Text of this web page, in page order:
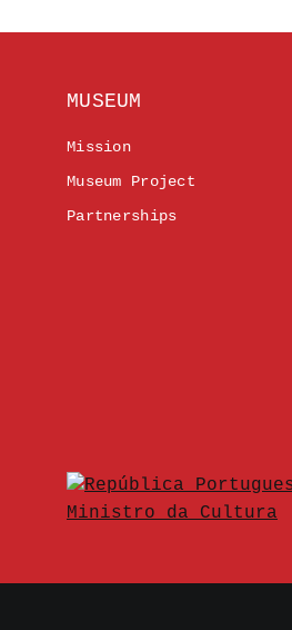
MUSEUM
Mission
Museum Project
Partnerships